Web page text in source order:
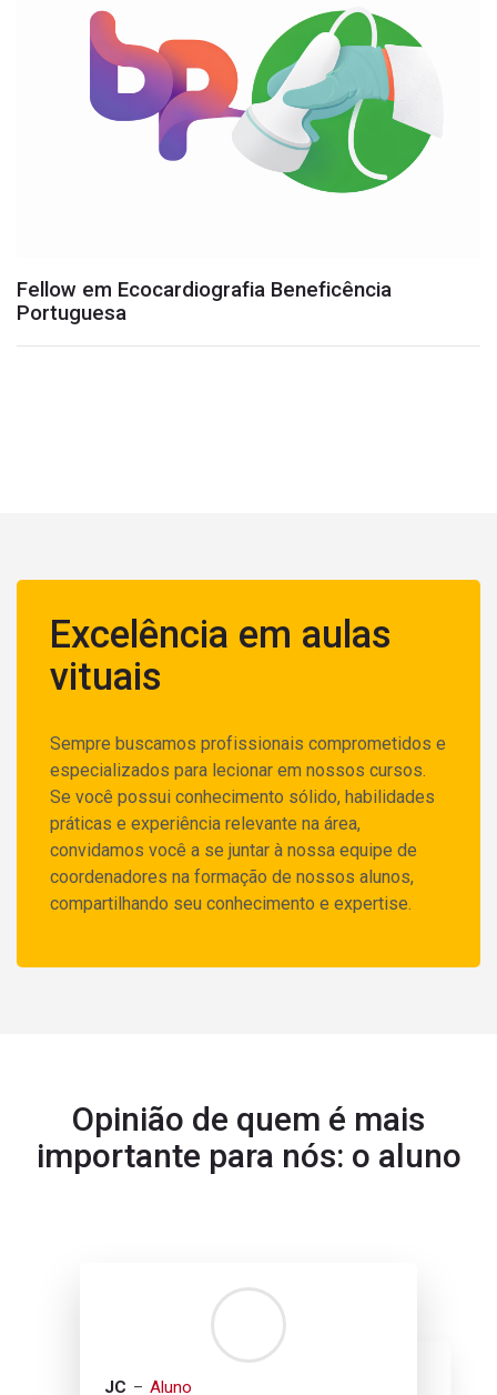
Fellow em Ecocardiografia Beneficência
Portuguesa
Excelência em aulas
vituais
Sempre buscamos profissionais comprometidos e
especializados para lecionar em nossos cursos.
Se você possui conhecimento sólido, habilidades
práticas e experiência relevante na área,
convidamos você a se juntar à nossa equipe de
coordenadores na formação de nossos alunos,
compartilhando seu conhecimento e expertise.
Opinião de quem é mais
importante para nós: o aluno
JC
Aluno